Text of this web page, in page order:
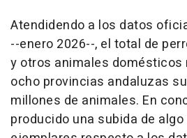
Atendidendo a los datos
--enero 2026--, el total de
y otros animales domésticos
ocho provincias andaluzas
millones de animales. En
producido una subida de